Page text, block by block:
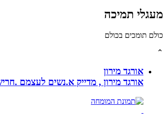
מעגלי תמיכה
כולם תומכים בכולם
⌃
אורגד מירון
אורגד מירון , מדייק א.נשים לעצמם .חריש מכוונן